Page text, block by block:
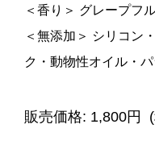
＜香り＞ グレープフ
＜無添加＞ シリコン
ク・動物性オイル・
販売価格: 1,800円